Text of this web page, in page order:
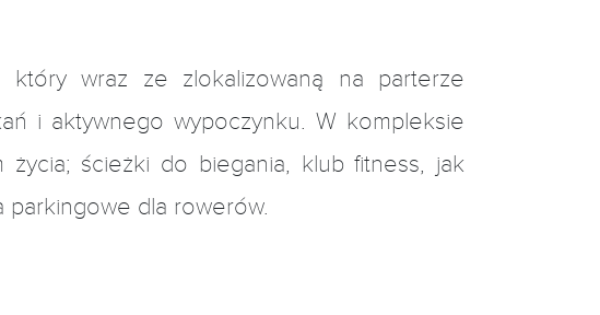
który wraz ze zlokalizowaną na parterze
i aktywnego wypoczynku. W kompleksie
ścieżki do biegania, klub fitness, jak
dla rowerów.